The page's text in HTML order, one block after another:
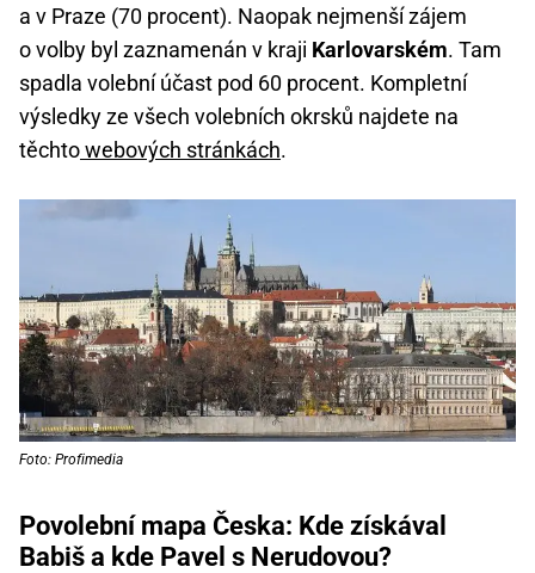
a v Praze (70 procent). Naopak nejmenší zájem
o volby byl zaznamenán v kraji Karlovarském. Tam
spadla volební účast pod 60 procent. Kompletní
výsledky ze všech volebních okrsků najdete na
těchtowebových stránkách.
Foto: Profimedia
Povolební mapa Česka: Kde získával
Babiš a kde Pavel s Nerudovou?